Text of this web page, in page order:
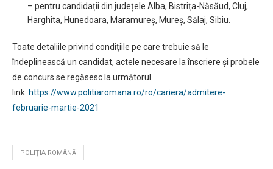
– pentru candidații din județele Alba, Bistrița-Năsăud, Cluj,
Harghita, Hunedoara, Maramureș, Mureș, Sălaj, Sibiu.
Toate detaliile privind condițiile pe care trebuie să le
îndeplinească un candidat, actele necesare la înscriere și probele
de concurs se regăsesc la următorul
link: https://www.politiaromana.ro/ro/cariera/admitere-
februarie-martie-2021
POLIŢIA ROMÂNĂ